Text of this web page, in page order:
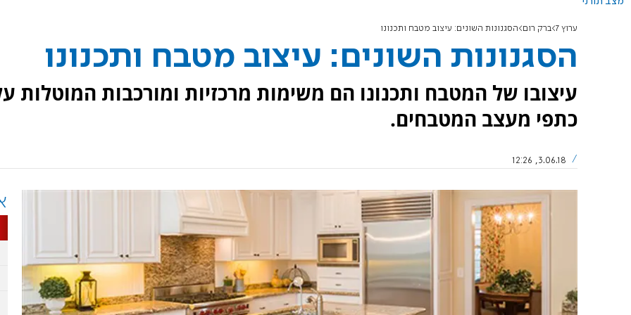
ערוץ 7 ברק רום הסגנונות השונים: עיצוב מטבח ותכנונו
הסגנונות השונים: עיצוב מטבח ותכנונו
עיצובו של המטבח ותכנונו הם משימות מרכזיות ומורכבות המוטלות
כתפי מעצב המטבחים.
3.06.18, 12:26